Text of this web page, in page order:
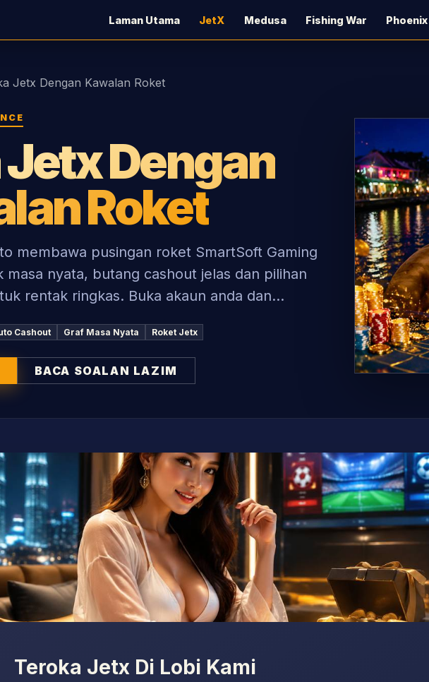
Laman Utama JetX Medusa Fishing War
Jetx Dengan Kawalan Roket
Dengan
Roket
membawa pusingan roket SmartSoft Gaming
masa nyata, butang cashout jelas dan pilihan
rentak ringkas. Buka akaun anda dan...
Cashout Graf Masa Nyata Roket Jetx
BACA SOALAN LAZIM
Teroka Jetx Di Lobi Kami